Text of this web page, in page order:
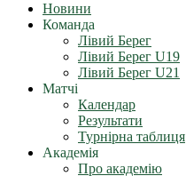
Новини
Команда
Лівий Берег
Лівий Берег U19
Лівий Берег U21
Матчі
Календар
Результати
Турнірна таблиця
Академія
Про академію